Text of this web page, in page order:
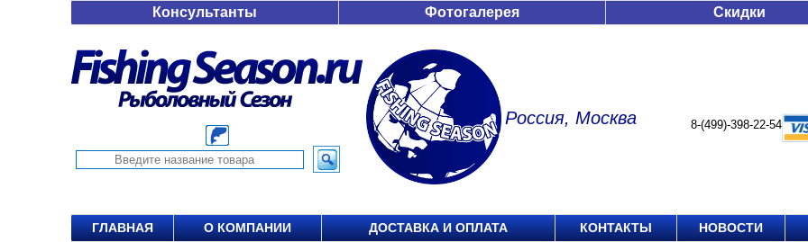
Консультанты Фотогалерея Скидки
Россия, Москва 8-(499)-398-22-54
ГЛАВНАЯ О КОМПАНИИ ДОСТАВКА И ОПЛАТА КОНТАКТЫ НОВОСТИ